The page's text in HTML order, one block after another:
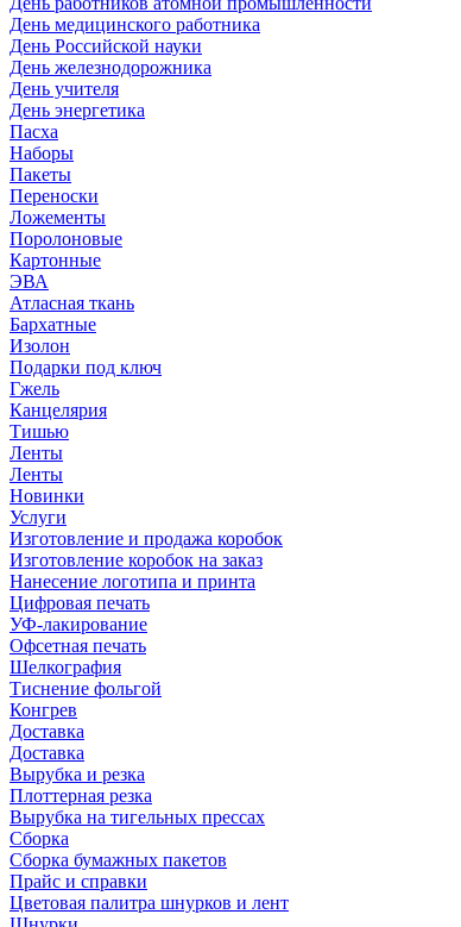
День медицинского работника
День Российской науки
День железнодорожника
День учителя
День энергетика
Пасха
Наборы
Пакеты
Переноски
Ложементы
Поролоновые
Картонные
ЭВА
Атласная ткань
Бархатные
Изолон
Подарки под ключ
Гжель
Канцелярия
Тишью
Ленты
Ленты
Новинки
Услуги
Изготовление и продажа коробок
Изготовление коробок на заказ
Нанесение логотипа и принта
Цифровая печать
УФ-лакирование
Офсетная печать
Шелкография
Тиснение фольгой
Конгрев
Доставка
Доставка
Вырубка и резка
Плоттерная резка
Вырубка на тигельных прессах
Сборка
Сборка бумажных пакетов
Прайс и справки
Цветовая палитра шнурков и лент